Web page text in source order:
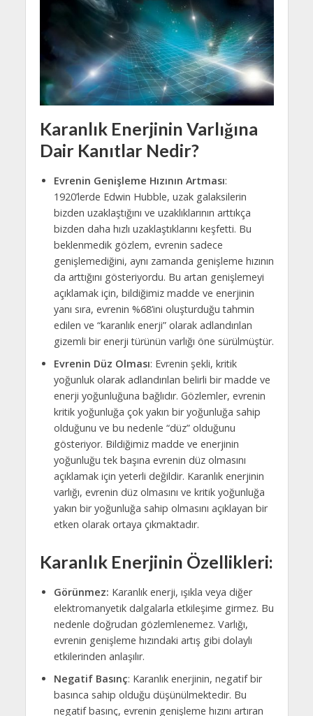
Karanlık Enerjinin Varlığına
Dair Kanıtlar Nedir?
Evrenin Genişleme Hızının Artması:
1920’lerde Edwin Hubble, uzak galaksilerin
bizden uzaklaştığını ve uzaklıklarının arttıkça
bizden daha hızlı uzaklaştıklarını keşfetti. Bu
beklenmedik gözlem, evrenin sadece
genişlemediğini, aynı zamanda genişleme hızının
da arttığını gösteriyordu. Bu artan genişlemeyi
açıklamak için, bildiğimiz madde ve enerjinin
yanı sıra, evrenin %68’ini oluşturduğu tahmin
edilen ve “karanlık enerji” olarak adlandırılan
gizemli bir enerji türünün varlığı öne sürülmüştür.
Evrenin Düz Olması: Evrenin şekli, kritik
yoğunluk olarak adlandırılan belirli bir madde ve
enerji yoğunluğuna bağlıdır. Gözlemler, evrenin
kritik yoğunluğa çok yakın bir yoğunluğa sahip
olduğunu ve bu nedenle “düz” olduğunu
gösteriyor. Bildiğimiz madde ve enerjinin
yoğunluğu tek başına evrenin düz olmasını
açıklamak için yeterli değildir. Karanlık enerjinin
varlığı, evrenin düz olmasını ve kritik yoğunluğa
yakın bir yoğunluğa sahip olmasını açıklayan bir
etken olarak ortaya çıkmaktadır.
Karanlık Enerjinin Özellikleri:
Görünmez: Karanlık enerji, ışıkla veya diğer
elektromanyetik dalgalarla etkileşime girmez. Bu
nedenle doğrudan gözlemlenemez. Varlığı,
evrenin genişleme hızındaki artış gibi dolaylı
etkilerinden anlaşılır.
Negatif Basınç: Karanlık enerjinin, negatif bir
basınca sahip olduğu düşünülmektedir. Bu
negatif basınç, evrenin genişleme hızını artıran